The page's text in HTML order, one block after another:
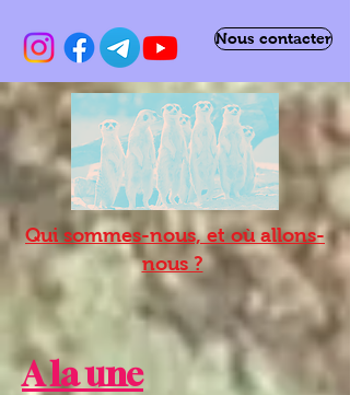
Nous contacter
Qui sommes-nous, et où allons-
nous ?
A la une